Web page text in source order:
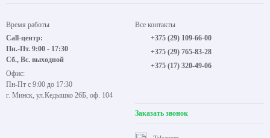
Время работы
Call-центр:
Пн.-Пт. 9:00 - 17:30
Сб., Вс. выходной
Офис:
Пн-Пт с 9:00 до 17:30
г. Минск, ул.Кедышко 26Б, оф. 104
Все контакты
+375 (29) 109-66-00
+375 (29) 765-83-28
+375 (17) 320-49-06
Заказать звонок